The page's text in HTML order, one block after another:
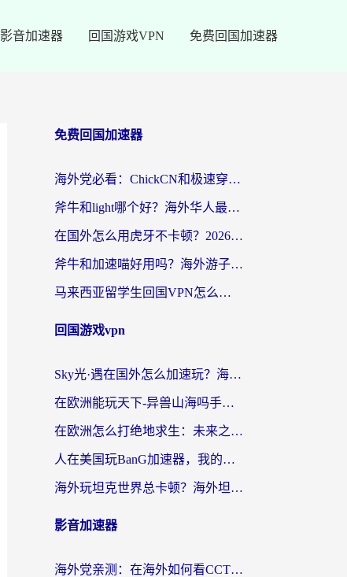
影音加速器 回国游戏VPN 免费回国加速器
免费回国加速器
海外党必看：ChickCN和极速穿梭VPN好用吗？3招教你选对回国加速器无缝刷国内资源
斧牛和light哪个好？海外华人最关心的回国加速器选择难题，一篇讲透
在国外怎么用虎牙不卡顿？2026海外华人亲测有效的回国加速器选择指南
斧牛和加速喵好用吗？海外游子的真实选择困境
马来西亚留学生回国VPN怎么选？3个避坑点+1款实测好用的加速器推荐
回国游戏vpn
Sky光·遇在国外怎么加速玩？海外党亲测有效的国服游戏加速指南
在欧洲能玩天下-异兽山海吗手游？海外玩家的加速器生存指南
在欧洲怎么打绝地求生：未来之役不卡？留学生亲测的加速器避坑指南
人在美国玩BanG加速器，我的延迟终于绿了
海外玩坦克世界总卡顿？海外坦克世界加速器有哪些？实测好用的选择在这里
影音加速器
海外党亲测：在海外如何看CCTV？告别“仅限大陆播放”的实用指南